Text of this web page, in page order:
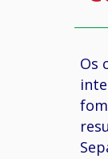
Os